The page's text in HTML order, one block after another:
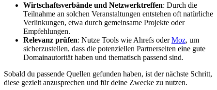
Wirtschaftsverbände und Netzwerktreffen: Durch die
Teilnahme an solchen Veranstaltungen entstehen oft natürliche
Verlinkungen, etwa durch gemeinsame Projekte oder
Empfehlungen.
Relevanz prüfen: Nutze Tools wie Ahrefs oderMoz, um
sicherzustellen, dass die potenziellen Partnerseiten eine gute
Domainautorität haben und thematisch passend sind.
Sobald du passende Quellen gefunden haben, ist der nächste Schritt,
diese gezielt anzusprechen und für deine Zwecke zu nutzen.